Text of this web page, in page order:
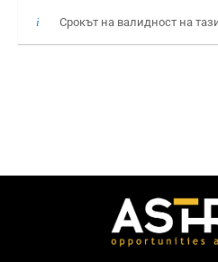
Срокът на валидност на